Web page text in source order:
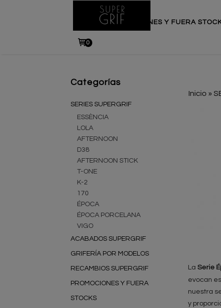
PROMOCIONES Y FUERA
0
Categorías
SERIES SUPERGRIF
ESSÈNCIA
LOLA
AFTERNOON
D38
AFTERNOON STICK
T-ONE
K-2
170
ÉPOCA
ÉPOCA PORCELANA
VIGO
ACABADOS SUPERGRIF
GRIFERÍA POR MODELOS
RECAMBIOS SUPERGRIF
PROMOCIONES Y FUERA
STOCKS
Inicio »
La Serie
evocan
nuestra
y